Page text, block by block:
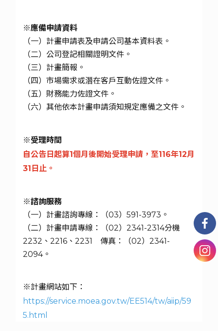
※應備申請資料
（一）計畫申請表及申請公司基本資料表。
（二）公司登記相關證明文件。
（三）計畫簡報。
（四）市場需求或潛在客戶互動佐證文件。
（五）財務能力佐證文件。
（六）其他依本計畫申請須知規定應備之文件。
※受理時間
自公告日起算1個月後開始受理申請，至116年12月
31日止。
※諮詢服務
（一）計畫諮詢專線：（03）591-3973。
（二）計畫申請專線：（02）2341-2314分機
2232、2216、2231 傳真：（02）2341-
2094。
※計畫網站如下：
https://service.moea.gov.tw/EE514/tw/aiip/59
5.html